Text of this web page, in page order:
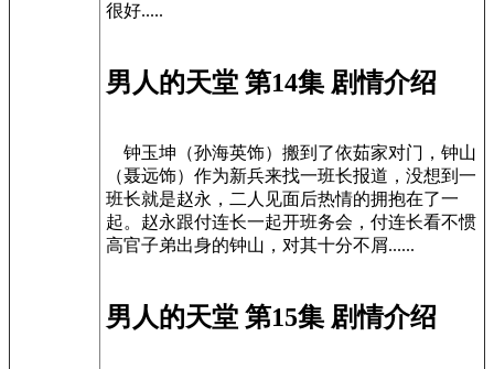
很好.....
男人的天堂 第14集 剧情介绍
钟玉坤（孙海英饰）搬到了依茹家对门，钟山
（聂远饰）作为新兵来找一班长报道，没想到一
班长就是赵永，二人见面后热情的拥抱在了一
起。赵永跟付连长一起开班务会，付连长看不惯
高官子弟出身的钟山，对其十分不屑......
男人的天堂 第15集 剧情介绍